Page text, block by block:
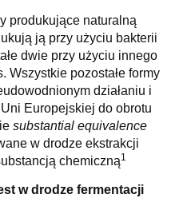
produkujące naturalną
ją przy użyciu bakterii
dwie przy użyciu innego
Wszystkie pozostałe formy
działaniu i
Europejskiej do obrotu
substantial equivalence
w drodze ekstrakcji
chemiczną1
w drodze fermentacji